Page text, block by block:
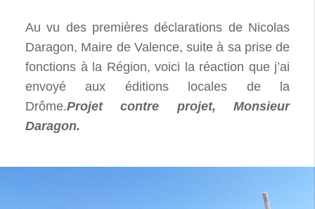
Au vu des premières déclarations de Nicolas
Daragon, Maire de Valence, suite à sa prise de
fonctions à la Région, voici la réaction que j’ai
envoyé aux éditions locales de la
Drôme.Projet contre projet, Monsieur
Daragon.